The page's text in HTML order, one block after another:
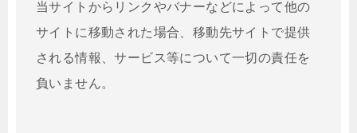
当サイトからリンクやバナーなどによって他の
サイトに移動された場合、移動先サイトで提供
される情報、サービス等について一切の責任を
負いません。